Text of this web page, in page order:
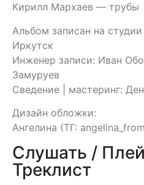
Кирилл Мархаев — трубы
Альбом записан на
Иркутск
Инженер записи: Иван
Замуруев
Сведение | мастеринг:
Дизайн обложки:
Ангелина (ТГ:
Слушать /
Треклист